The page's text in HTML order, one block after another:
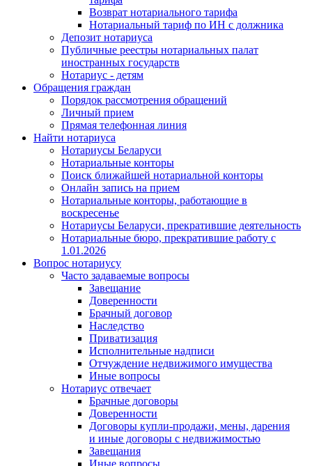
Возврат нотариального тарифа
Нотариальный тариф по ИН с должника
Депозит нотариуса
Публичные реестры нотариальных палат
иностранных государств
Нотариус - детям
Обращения граждан
Порядок рассмотрения обращений
Личный прием
Прямая телефонная линия
Найти нотариуса
Нотариусы Беларуси
Нотариальные конторы
Поиск ближайшей нотариальной конторы
Онлайн запись на прием
Нотариальные конторы, работающие в
воскресенье
Нотариусы Беларуси, прекратившие деятельность
Нотариальные бюро, прекратившие работу с
1.01.2026
Вопрос нотариусу
Часто задаваемые вопросы
Завещание
Доверенности
Брачный договор
Наследство
Приватизация
Исполнительные надписи
Отчуждение недвижимого имущества
Иные вопросы
Нотариус отвечает
Брачные договоры
Доверенности
Договоры купли-продажи, мены, дарения
и иные договоры с недвижимостью
Завещания
Иные вопросы